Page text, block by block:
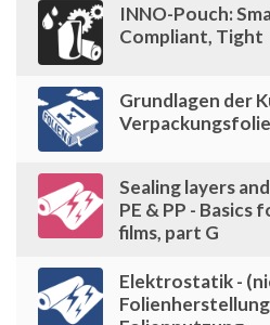
INNO-Pouch:
Compliant, Tight
Grundlagen der
Sealing layers
PE & PP - Basics
films, part G
Elektrostatik -